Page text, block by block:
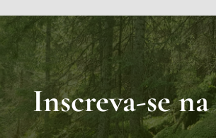
Inscreva-se na